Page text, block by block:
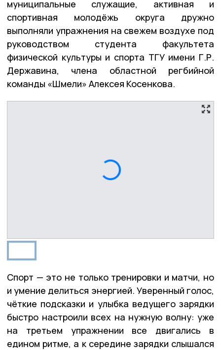
муниципальные служащие, активная и
спортивная молодёжь округа дружно
выполняли упражнения на свежем воздухе под
руководством студента факультета
физической культуры и спорта ТГУ имени Г.Р.
Державина, члена областной регбийной
команды «Шмели» Алексея Косенкова.
Спорт — это не только тренировки и матчи, но
и умение делиться энергией. Уверенный голос,
чёткие подсказки и улыбка ведущего зарядки
быстро настроили всех на нужную волну: уже
на третьем упражнении все двигались в
едином ритме, а к середине зарядки слышался